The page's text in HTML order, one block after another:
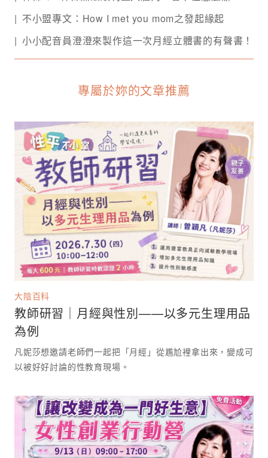
不小盟專文：How I met you mom之發起緣起
小小配音員澄澄來製作這一次月經立體書的有聲書！
專屬於妳的文章推薦
大陰百科
教師研習｜月經與性別——以多元生理用品
為例
凡妮莎想邀請老師們一起把「月經」從尷尬裡拿出來，變成可